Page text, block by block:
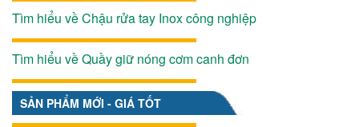
Tìm hiểu về Chậu rửa tay Inox công nghiệp
Tìm hiểu về Quầy giữ nóng cơm canh đơn
SẢN PHẨM MỚI - GIÁ TỐT